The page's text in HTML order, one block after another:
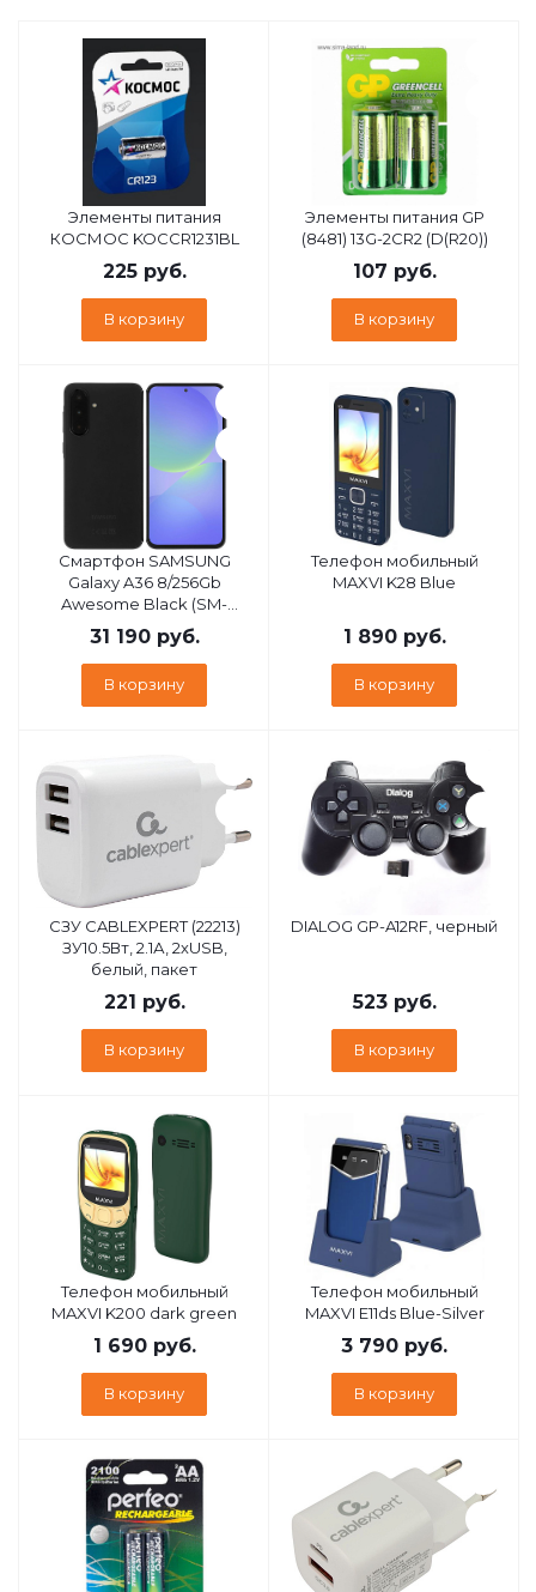
Элементы питания
КОСМОС KOCCR1231BL
225руб.
В корзину
Элементы питания GP
(8481) 13G-2CR2 (D(R20))
107 руб.
В корзину
Смартфон SAMSUNG
Galaxy A36 8/256Gb
Awesome Black (SM-
A366BZKVMEA)
31 190руб.
В корзину
Телефон мобильный
MAXVI K28 Blue
1 890руб.
В корзину
СЗУ CABLEXPERT (22213)
ЗУ10.5Вт, 2.1А, 2хUSB,
белый, пакет
221 руб.
В корзину
DIALOG GP-A12RF, черный
523руб.
В корзину
Телефон мобильный
MAXVI K200 dark green
1 690руб.
В корзину
Телефон мобильный
MAXVI E11ds Blue-Silver
3 790 руб.
В корзину